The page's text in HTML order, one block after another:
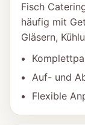
Fisch
häufig mit
Gläsern,
Auf- und
Flexible